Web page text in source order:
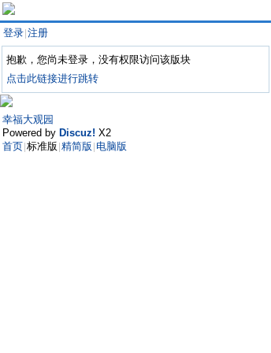
登录 注册
抱歉，您尚未登录，没有权限访问该版块
点击此链接进行跳转
幸福大观园
Powered by Discuz! X2
首页 标准版 精简版 电脑版